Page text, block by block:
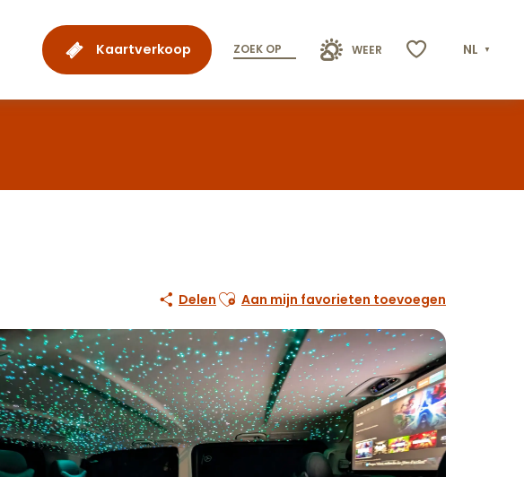
Kaartverkoop ZOEK OP WEER NL
Delen Ajouter aux favoris
Aan mijn favorieten toevoegen